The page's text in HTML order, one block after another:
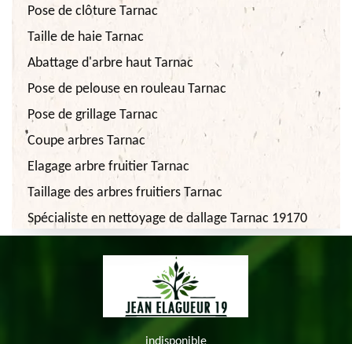
Pose de clôture Tarnac
Taille de haie Tarnac
Abattage d'arbre haut Tarnac
Pose de pelouse en rouleau Tarnac
Pose de grillage Tarnac
Coupe arbres Tarnac
Elagage arbre fruitier Tarnac
Taillage des arbres fruitiers Tarnac
Spécialiste en nettoyage de dallage Tarnac 19170